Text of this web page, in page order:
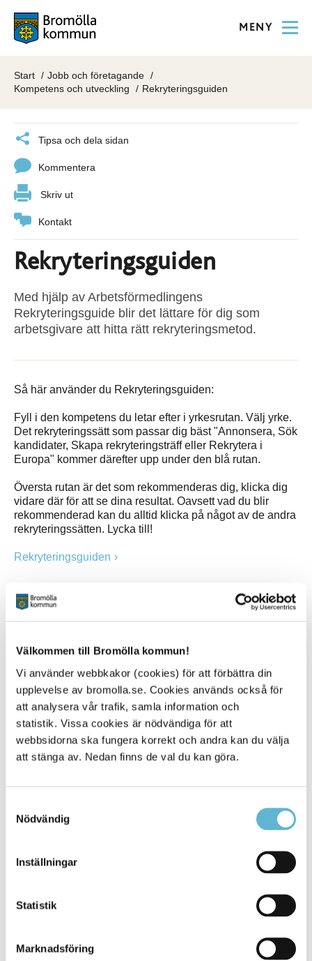
Välkommen till Bromölla kommun!
Vi använder webbkakor (cookies) för att förbättra din
upplevelse av bromolla.se. Cookies används också för
att analysera vår trafik, samla information och
statistik. Vissa cookies är nödvändiga för att
webbsidorna ska fungera korrekt och andra kan du välja
att stänga av. Nedan finns de val du kan göra.
Nödvändig
Inställningar
Statistik
Marknadsföring
MENY
Start
Jobb och företagande
Kompetens och utveckling
Rekryteringsguiden
Tipsa och dela sidan
Kommentera
Skriv ut
Kontakt
Rekryteringsguiden
Med hjälp av Arbetsförmedlingens
Rekryteringsguide blir det lättare för dig som
arbetsgivare att hitta rätt rekryteringsmetod.
Så här använder du Rekryteringsguiden:
Fyll i den kompetens du letar efter i yrkesrutan. Välj yrke.
Det rekryteringssätt som passar dig bäst "Annonsera, Sök
kandidater, Skapa rekryteringsträff eller Rekrytera i
Europa" kommer därefter upp under den blå rutan.
Översta rutan är det som rekommenderas dig, klicka dig
vidare där för att se dina resultat. Oavsett vad du blir
rekommenderad kan du alltid klicka på något av de andra
rekryteringssätten. Lycka till!
Rekryteringsguiden
Näringslivsutvecklare
0456-82 20 06
mikael.persson@bromolla.se